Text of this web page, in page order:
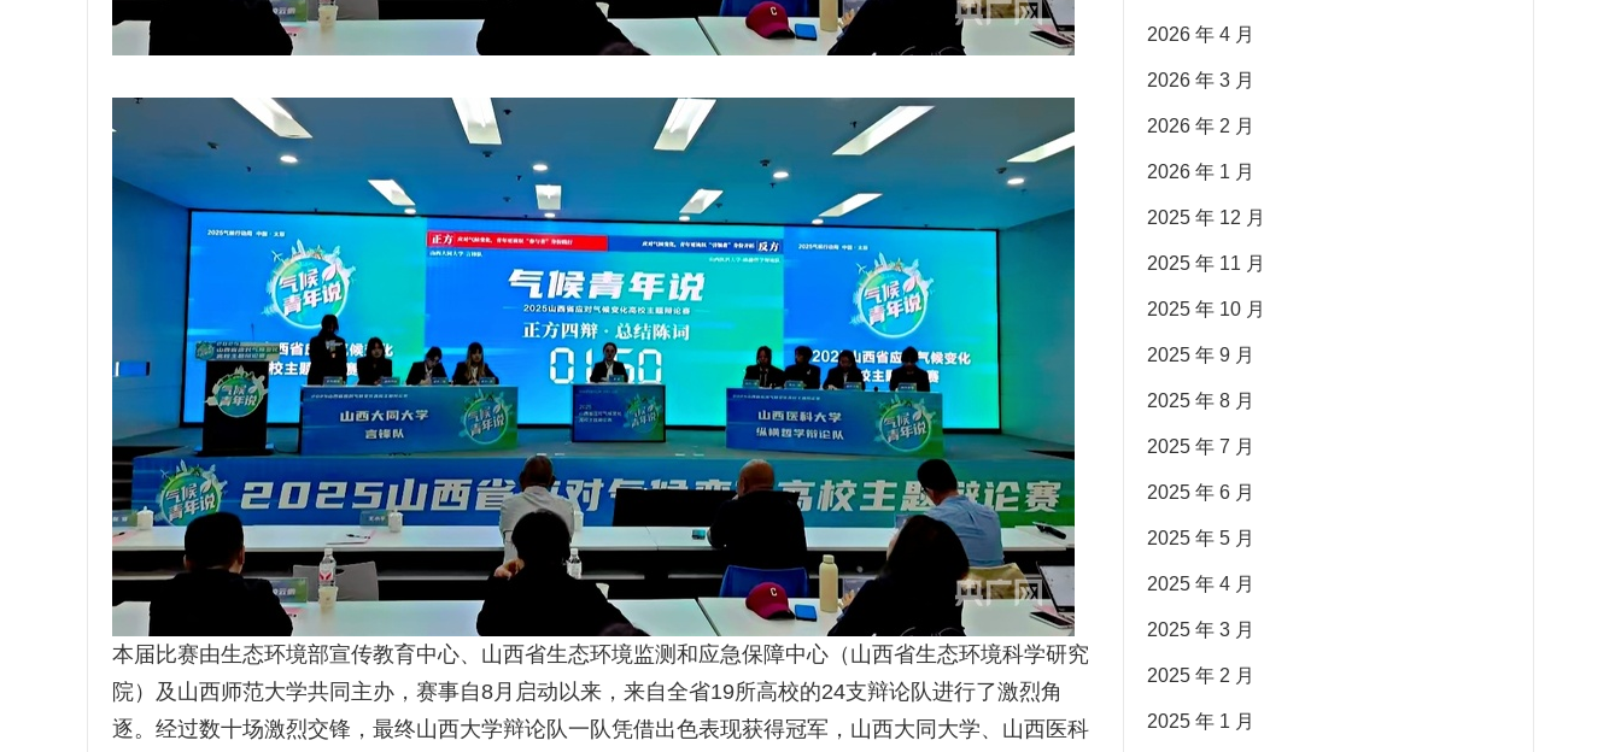
本届比赛由生态环境部宣传教育中心、山西省生态环境监测和应急保障中心（山西省生态环境科学研究
院）及山西师范大学共同主办，赛事自8月启动以来，来自全省19所高校的24支辩论队进行了激烈角
逐。经过数十场激烈交锋，最终山西大学辩论队一队凭借出色表现获得冠军，山西大同大学、山西医科
2026 年 4 月
2026 年 3 月
2026 年 2 月
2026 年 1 月
2025 年 12 月
2025 年 11 月
2025 年 10 月
2025 年 9 月
2025 年 8 月
2025 年 7 月
2025 年 6 月
2025 年 5 月
2025 年 4 月
2025 年 3 月
2025 年 2 月
2025 年 1 月